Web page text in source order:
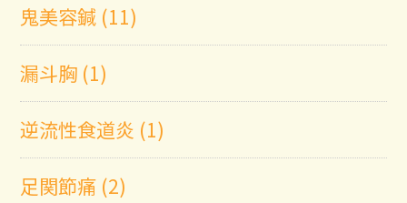
鬼美容鍼 (11)
漏斗胸 (1)
逆流性食道炎 (1)
足関節痛 (2)